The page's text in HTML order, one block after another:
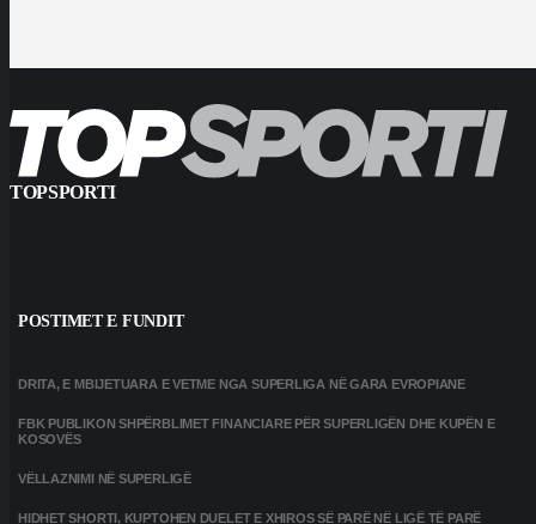
TOPSPORTI
POSTIMET E FUNDIT
DRITA, E MBIJETUARA E VETME NGA SUPERLIGA NË GARA EVROPIANE
FBK PUBLIKON SHPËRBLIMET FINANCIARE PËR SUPERLIGËN DHE KUPËN E
KOSOVËS
VËLLAZNIMI NË SUPERLIGË
HIDHET SHORTI, KUPTOHEN DUELET E XHIROS SË PARË NË LIGË TË PARË